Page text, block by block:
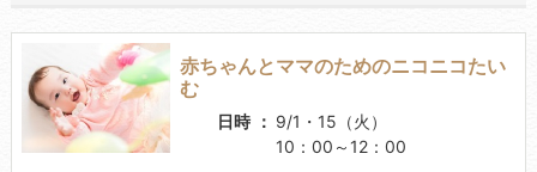
赤ちゃんとママのためのニコニコたい
む
日時
9/1・15（火）
10：00～12：00